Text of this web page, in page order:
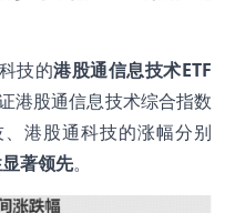
技的港股通信息技术ETF
港股通信息技术综合指数
、港股通科技的涨幅分别
著领先。